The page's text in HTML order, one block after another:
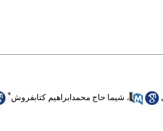
، شیما حاج‌ محمدابراهیم کتابفروش*